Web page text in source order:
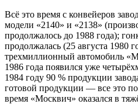
Всё это время с конвейеров
модели «2140» и «2138»
продолжалось до 1988 года);
продолжалась (25 августа 1980
трехмиллионный автомобиль
1986 года появился уже
1984 году 90 % продукции
готовой продукции — все это
время «Москвич» оказался в